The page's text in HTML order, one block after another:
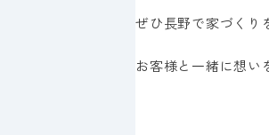
ぜひ長野で家づくり
お客様と一緒に想い